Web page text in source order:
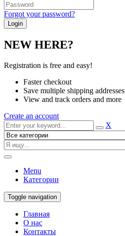
Forgot your password?
NEW HERE?
Registration is free and easy!
Faster checkout
Save multiple shipping addresses
View and track orders and more
Create an account
X
Menu
Категории
Toggle navigation
Главная
О нас
Контакты